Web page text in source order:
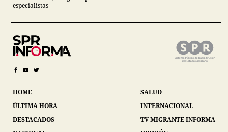
especialistas
HOME
ÚLTIMA HORA
DESTACADOS
SALUD
INTERNACIONAL
TV MIGRANTE INFORMA